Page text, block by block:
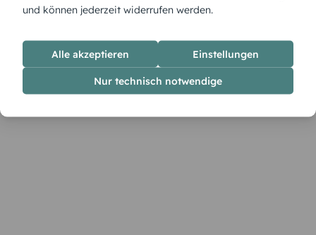
und können jederzeit widerrufen werden.
Alle akzeptieren Einstellungen
Nur technisch notwendige